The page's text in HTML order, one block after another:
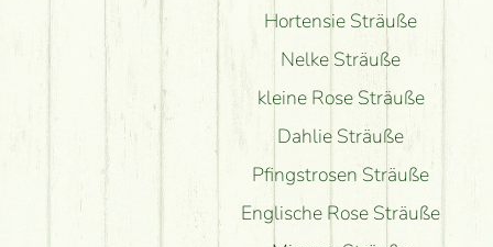
Hortensie Sträuße
Nelke Sträuße
kleine Rose Sträuße
Dahlie Sträuße
Pfingstrosen Sträuße
Englische Rose Sträuße